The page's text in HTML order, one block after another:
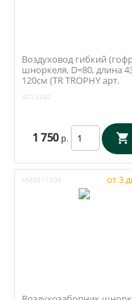
Воздуховод гибкий
шноркеля, D=80, длина
120см (TR TROPHY арт.
4012342
1 750 р.
УМ0011338 от 3